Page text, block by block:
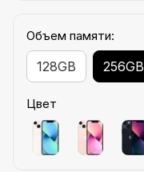
Объем памяти:
128GB 256GB
Цвет